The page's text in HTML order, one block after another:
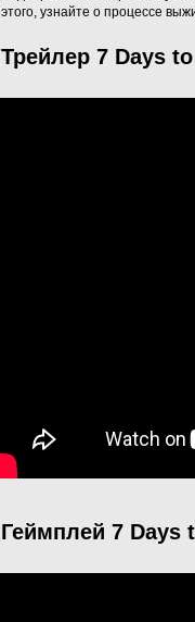
этого, узнайте о процессе
Трейлер 7 Days
Геймплей 7 Days